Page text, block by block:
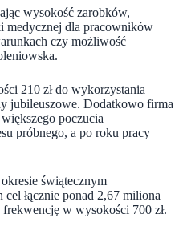
wysokość zarobków,
medycznej dla pracowników
czy możliwość
210 zł do wykorzystania
jubileuszowe. Dodatkowo firma
poczucia
próbnego, a po roku pracy
świątecznym
cel łącznie ponad 2,67 miliona
frekwencję w wysokości 700 zł.